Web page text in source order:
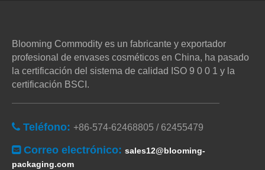
Blooming Commodity es un fabricante y exportador
profesional de envases cosméticos en China, ha pasado
la certificación del sistema de calidad ISO 9 0 0 1 y la
certificación BSCI.
 Teléfono: +86-574-62468805 / 62455479
Correo electrónico: sales12@blooming-
packaging.com